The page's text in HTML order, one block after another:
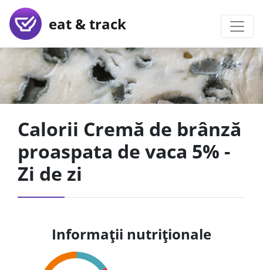
eat & track
Calorii Cremă de brânză
proaspata de vaca 5% -
Zi de zi
Informații nutriționale